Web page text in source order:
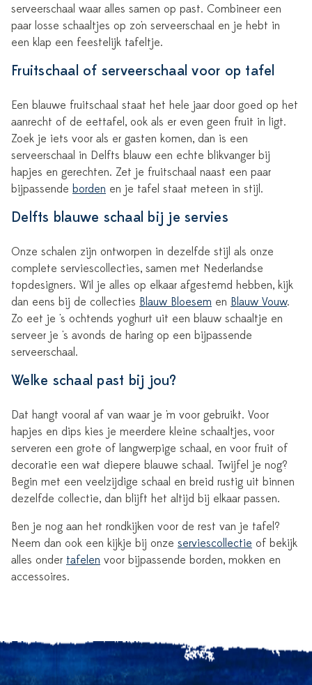
serveerschaal waar alles samen op past. Combineer een
paar losse schaaltjes op zo'n serveerschaal en je hebt in
een klap een feestelijk tafeltje.
Fruitschaal of serveerschaal voor op tafel
Een blauwe fruitschaal staat het hele jaar door goed op het
aanrecht of de eettafel, ook als er even geen fruit in ligt.
Zoek je iets voor als er gasten komen, dan is een
serveerschaal in Delfts blauw een echte blikvanger bij
hapjes en gerechten. Zet je fruitschaal naast een paar
bijpassende borden en je tafel staat meteen in stijl.
Delfts blauwe schaal bij je servies
Onze schalen zijn ontworpen in dezelfde stijl als onze
complete serviescollecties, samen met Nederlandse
topdesigners. Wil je alles op elkaar afgestemd hebben, kijk
dan eens bij de collecties Blauw Bloesem en Blauw Vouw.
Zo eet je 's ochtends yoghurt uit een blauw schaaltje en
serveer je 's avonds de haring op een bijpassende
serveerschaal.
Welke schaal past bij jou?
Dat hangt vooral af van waar je 'm voor gebruikt. Voor
hapjes en dips kies je meerdere kleine schaaltjes, voor
serveren een grote of langwerpige schaal, en voor fruit of
decoratie een wat diepere blauwe schaal. Twijfel je nog?
Begin met een veelzijdige schaal en breid rustig uit binnen
dezelfde collectie, dan blijft het altijd bij elkaar passen.
Ben je nog aan het rondkijken voor de rest van je tafel?
Neem dan ook een kijkje bij onze serviescollectie of bekijk
alles onder tafelen voor bijpassende borden, mokken en
accessoires.